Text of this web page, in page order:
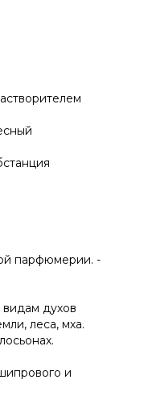
парфюмерии. -
видам духов
леса, мха.
и